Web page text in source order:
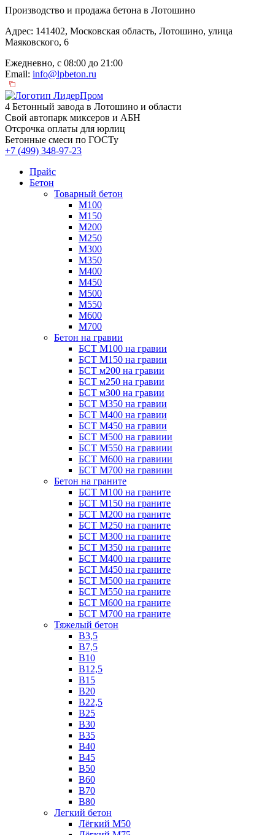
Производство и продажа бетона в Лотошино
Адрес: 141402, Московская область, Лотошино, улица
Маяковского, 6
Ежедневно, с 08:00 до 21:00
Email: info@lpbeton.ru
4 Бетонный завода в Лотошино и области
Свой автопарк миксеров и АБН
Отсрочка оплаты для юрлиц
Бетонные смеси по ГОСТу
+7 (499) 348-97-23
Прайс
Бетон
Товарный бетон
М100
М150
М200
М250
М300
М350
М400
М450
М500
М550
М600
М700
Бетон на гравии
БСТ М100 на гравии
БСТ М150 на гравии
БСТ м200 на гравии
БСТ м250 на гравии
БСТ м300 на гравии
БСТ М350 на гравии
БСТ М400 на гравии
БСТ М450 на гравии
БСТ М500 на гравиии
БСТ М550 на гравиии
БСТ М600 на гравиии
БСТ М700 на гравиии
Бетон на граните
БСТ М100 на граните
БСТ М150 на граните
БСТ М200 на граните
БСТ М250 на граните
БСТ М300 на граните
БСТ М350 на граните
БСТ М400 на граните
БСТ М450 на граните
БСТ М500 на граните
БСТ М550 на граните
БСТ М600 на граните
БСТ М700 на граните
Тяжелый бетон
В3,5
B7,5
В10
В12,5
B15
B20
В22,5
В25
B30
В35
B40
В45
B50
B60
B70
B80
Легкий бетон
Лёгкий М50